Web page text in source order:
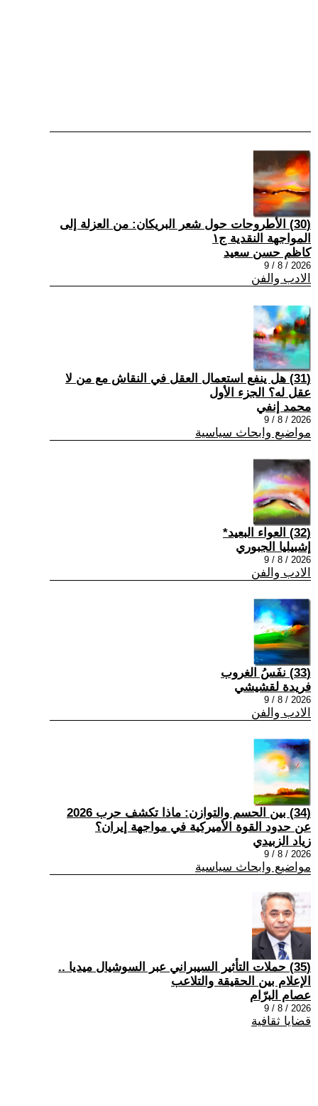
(30) الأطروحات حول شعر البريكان: من العزلة إلى
المواجهة النقدية ج١
كاظم حسن سعيد
2026 / 8 / 9
الادب والفن
(31) هل ينفع استعمال العقل في النقاش مع من لا
عقل له؟ الجزء الأول
محمد إنفي
2026 / 8 / 9
مواضيع وابحاث سياسية
(32) العواء البعيد*
إشبيليا الجبوري
2026 / 8 / 9
الادب والفن
(33) نفَسُ الغروب
فريدة لقشيشي
2026 / 8 / 9
الادب والفن
(34) بين الحسم والتوازن: ماذا تكشف حرب 2026
عن حدود القوة الأميركية في مواجهة إيران؟
زياد الزبيدي
2026 / 8 / 9
مواضيع وابحاث سياسية
(35) حملات التأثير السيبراني عبر السوشيال ميديا ..
الإعلام بين الحقيقة والتلاعب
عصام البرّام
2026 / 8 / 9
قضايا ثقافية